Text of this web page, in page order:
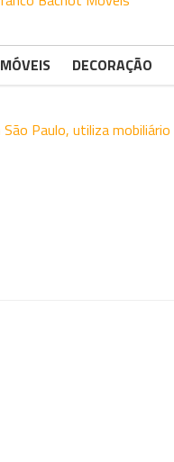
MÓVEIS DECORAÇÃO